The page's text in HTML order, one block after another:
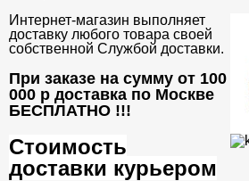
Интернет-магазин выполняет
доставку любого товара своей
собственной Службой доставки.
При заказе на сумму от 100
000 р доставка по Москве
БЕСПЛАТНО !!!
Стоимость
доставки курьером